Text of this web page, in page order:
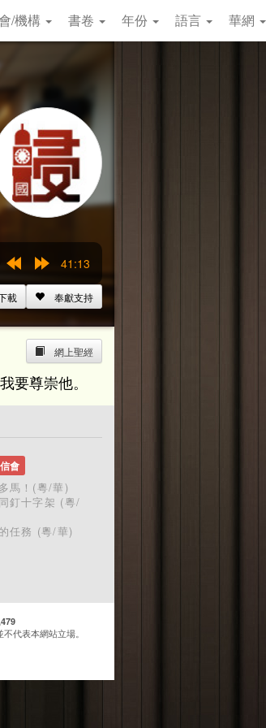
/機構 書卷 年份 語言 華網
15s
15s
41:13
奉獻支持
載
網上聖經
要尊崇他。
會
馬！(粵/華)
釘十字架 (粵/
任務 (粵/華)
代表本網站立場。